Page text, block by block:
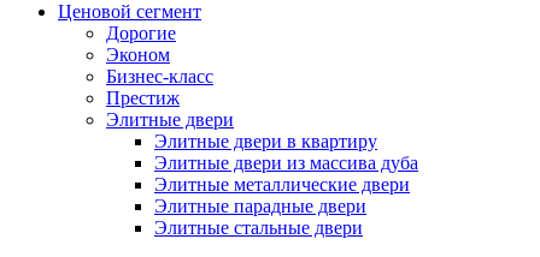
Ценовой сегмент
Дорогие
Эконом
Бизнес-класс
Престиж
Элитные двери
Элитные двери в квартиру
Элитные двери из массива дуба
Элитные металлические двери
Элитные парадные двери
Элитные стальные двери